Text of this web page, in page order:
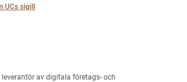
UCs sigill
leverantör av digitala företags- och